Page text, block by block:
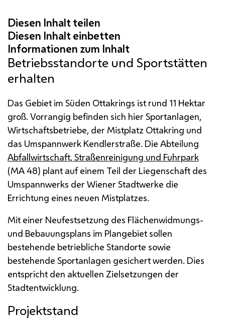
Betriebsstandorte und Sportstätten
erhalten
Das Gebiet im Süden Ottakrings ist rund 11 Hektar
groß. Vorrangig befinden sich hier Sportanlagen,
Wirtschaftsbetriebe, der Mistplatz Ottakring und
das Umspannwerk Kendlerstraße. Die Abteilung
Abfallwirtschaft, Straßenreinigung und Fuhrpark
(MA48) plant auf einem Teil der Liegenschaft des
Umspannwerks der Wiener Stadtwerke die
Errichtung eines neuen Mistplatzes.
Mit einer Neufestsetzung des Flächenwidmungs-
und Bebauungsplans im Plangebiet sollen
bestehende betriebliche Standorte sowie
bestehende Sportanlagen gesichert werden. Dies
entspricht den aktuellen Zielsetzungen der
Stadtentwicklung.
Projektstand